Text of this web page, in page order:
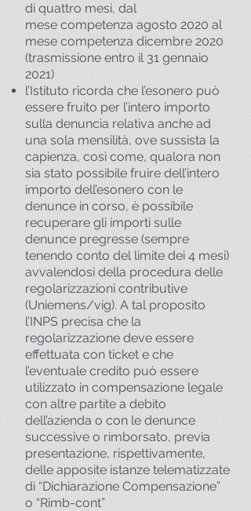
di quattro mesi, dal
mese competenza agosto 2020 al
mese competenza dicembre 2020
(trasmissione entro il 31 gennaio
2021)
l’Istituto ricorda che l’esonero può
essere fruito per l’intero importo
sulla denuncia relativa anche ad
una sola mensilità, ove sussista la
capienza, così come, qualora non
sia stato possibile fruire dell’intero
importo dell’esonero con le
denunce in corso, è possibile
recuperare gli importi sulle
denunce pregresse (sempre
tenendo conto del limite dei 4 mesi)
avvalendosi della procedura delle
regolarizzazioni contributive
(Uniemens/vig). A tal proposito
l’INPS precisa che la
regolarizzazione deve essere
effettuata con ticket e che
l’eventuale credito può essere
utilizzato in compensazione legale
con altre partite a debito
dell’azienda o con le denunce
successive o rimborsato, previa
presentazione, rispettivamente,
delle apposite istanze telematizzate
di “Dichiarazione Compensazione”
o “Rimb-cont”